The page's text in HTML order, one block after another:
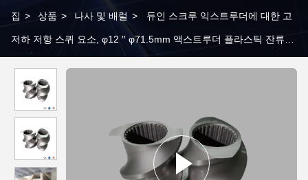
집 > 상품 > 나사 및 배럴 > 듀인 스크루 익스트루더에 대한 고
저하 저항 스퀴 요소, φ12 ′′ φ71.5mm 액스트루더 플라스틱 잔류기